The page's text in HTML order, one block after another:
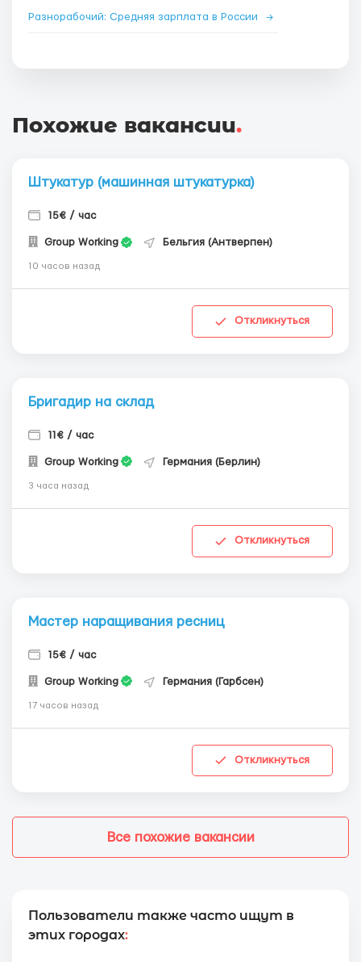
Разнорабочий: Средняя зарплата в России →
Похожие вакансии.
Штукатур (машинная штукатурка)
15€ / час
Group Working Бельгия (Антверпен)
10 часов назад
Откликнуться
Бригадир на склад
11€ / час
Group Working Германия (Берлин)
3 часа назад
Откликнуться
Мастер наращивания ресниц
15€ / час
Group Working Германия (Гарбсен)
17 часов назад
Откликнуться
Все похожие вакансии
Пользователи также часто ищут в
этих городах: